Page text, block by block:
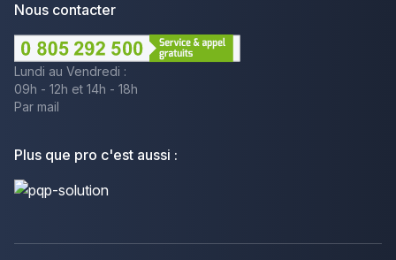
Nous contacter
Lundi au Vendredi :
09h - 12h et 14h - 18h
Par mail
Plus que pro c'est aussi :